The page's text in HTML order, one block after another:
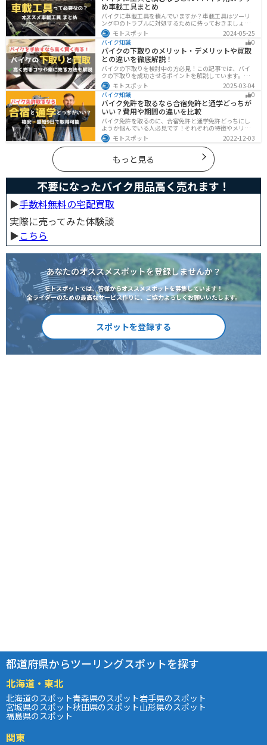
め車載工具まとめ
バイクに車載工具を積んでいますか？車載工具はツーリ
ング中のトラブルに対処するために持っておきましょ
う。車載工具でどんなことができるのか、どんな車載工
具を持っておけばいいのかなど、バイク用車載工具につ
いて紹介します！
モトスポット
2024-05-25
バイク知識
0
バイクの下取りのメリット・デメリットや買取
との違いを徹底解説！
バイクの下取りを検討中の方必見！この記事では、バイ
クの下取りを成功させるポイントを解説しています。実
は、下取りは現金化の手間を省き、乗り換え当日までバ
イクに乗れる一方で、査定額が低くなる場合も多いため
注意が必要です。この記事を読めば、よい条件で下取り
を進めるコツがわかります。
モトスポット
2025-03-04
バイク知識
0
バイク免許を取るなら合宿免許と通学どっちが
いい？費用や期間の違いを比較
バイク免許を取るのに、合宿免許と通学免許どっちにし
ようか悩んでいる人必見です！それぞれの特徴やメリッ
トデメリットをまとめました。早く安く免許取得したい
なら合宿免許、他人と関わらず取りたいなら通学免許が
オススメです。自分に合った免許取得方法を選んでくだ
さいね。
モトスポット 2022-12-03
もっと見る
不要になったバイク用品高く売れます！
▶︎手数料無料の宅配買取
実際に売ってみた体験談
▶︎こちら
あなたのオススメスポットを登録しませんか？
モトスポットでは、皆様からオススメスポットを募集しています！
全ライダーのための最高なサービス作りに、ご協力よろしくお願いいたします。
スポットを登録する
都道府県からツーリングスポットを探す
北海道・東北
北海道のスポット青森県のスポット岩手県のスポット
宮城県のスポット秋田県のスポット山形県のスポット
福島県のスポット
関東